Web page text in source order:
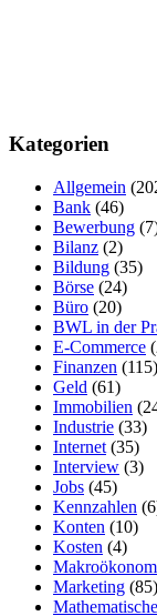
Kategorien
Allgemein
Bank (46)
Bewerbung
Bilanz (2)
Bildung (35)
Börse (24)
Büro (20)
BWL in der
E-Commerce
Finanzen (115)
Geld (61)
Immobilien
Industrie (33)
Internet (35)
Interview (3)
Jobs (45)
Kennzahlen
Konten (10)
Kosten (4)
Marketing (85)